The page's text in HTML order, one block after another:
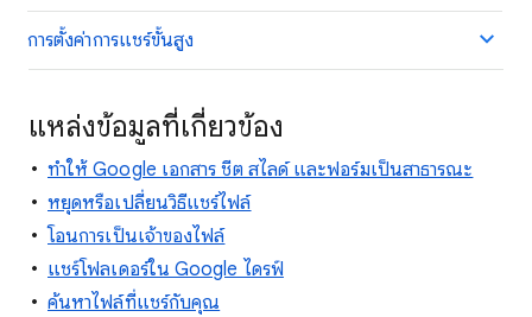
การตั้งค่าการแชร์ขั้นสูง
แหล่งข้อมูลที่เกี่ยวข้อง
ทำให้ Google เอกสาร ชีต สไลด์ และฟอร์มเป็นสาธารณะ
หยุดหรือเปลี่ยนวิธีแชร์ไฟล์
โอนการเป็นเจ้าของไฟล์
แชร์โฟลเดอร์ใน Google ไดรฟ์
ค้นหาไฟล์ที่แชร์กับคุณ